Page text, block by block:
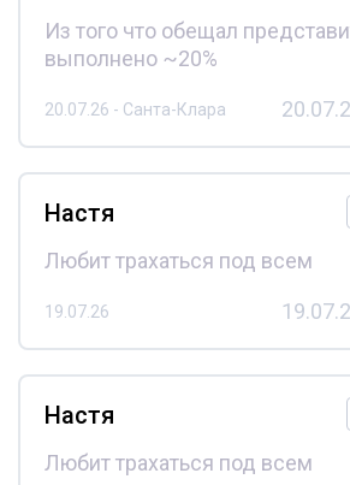
Из того что обещал
выполнено ~20%
20.07.26 - Санта-Клара
Настя
Любит трахаться под всем
19.07.26
Настя
Любит трахаться под всем